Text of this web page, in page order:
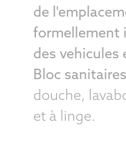
de
formellement
des vehicules
Bloc sanitaires
douche,
et à linge.